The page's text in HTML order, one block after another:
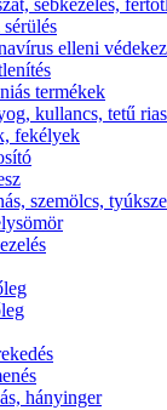
sebkezelés,
elleni
termékek
kullancs, tetű
fekélyek
szemölcs,
hányinger